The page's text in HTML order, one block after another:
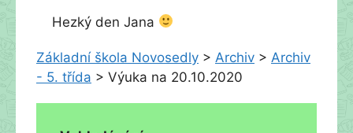
Hezký den Jana
Základní škola Novosedly > Archiv > Archiv
- 5. třída > Výuka na 20.10.2020